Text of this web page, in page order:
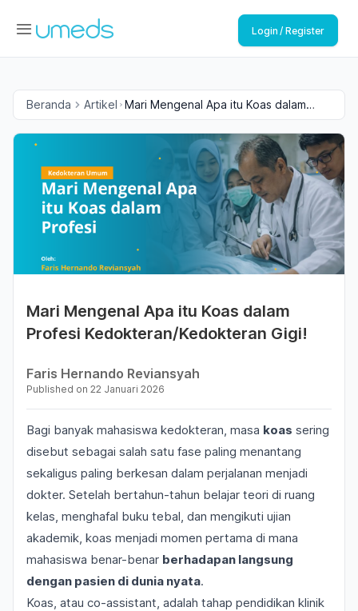
Login / Register
Beranda Artikel Mari Mengenal Apa itu Koas dalam
Profesi Kedokteran/Kedokteran Gigi!
Mari Mengenal Apa itu Koas dalam
Profesi Kedokteran/Kedokteran Gigi!
Faris Hernando Reviansyah
Published on 22 Januari 2026
Bagi banyak mahasiswa kedokteran, masa koas sering
disebut sebagai salah satu fase paling menantang
sekaligus paling berkesan dalam perjalanan menjadi
dokter. Setelah bertahun-tahun belajar teori di ruang
kelas, menghafal buku tebal, dan mengikuti ujian
akademik, koas menjadi momen pertama di mana
mahasiswa benar-benar berhadapan langsung
dengan pasien di dunia nyata.
Koas, atau co-assistant, adalah tahap pendidikan klinik